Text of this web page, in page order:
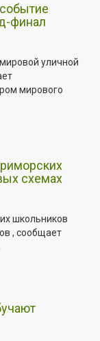
финал
уличной
мирового
схемах
школьников
, сообщает